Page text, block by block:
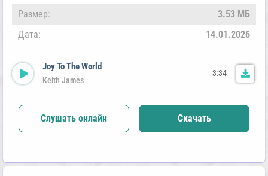
Размер:
3.53 МБ
Дата:
14.01.2026
Joy To The World
Keith James
3:34
Слушать онлайн Скачать